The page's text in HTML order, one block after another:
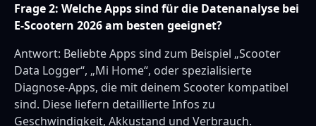
Frage 2: Welche Apps sind für die Datenanalyse bei
E-Scootern 2026 am besten geeignet?
Antwort: Beliebte Apps sind zum Beispiel „Scooter
Data Logger“, „Mi Home“, oder spezialisierte
Diagnose-Apps, die mit deinem Scooter kompatibel
sind. Diese liefern detaillierte Infos zu
Geschwindigkeit, Akkustand und Verbrauch.